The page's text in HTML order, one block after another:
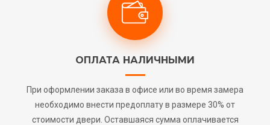
ОПЛАТА НАЛИЧНЫМИ
При оформлении заказа в офисе или во время замера
необходимо внести предоплату в размере 30% от
стоимости двери. Оставшаяся сумма оплачивается